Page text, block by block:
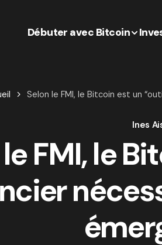
Débuter avec Bitcoin
Selon le FMI, le Bitcoin est un
Ines
FMI, le